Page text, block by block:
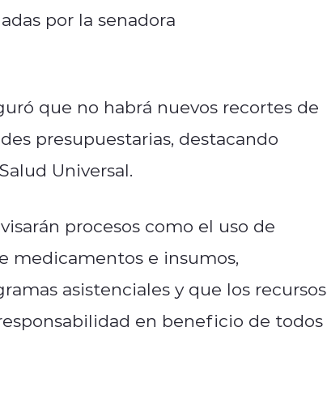
por la senadora
que no habrá nuevos recortes de
presupuestarias, destacando
Universal.
procesos como el uso de
medicamentos e insumos,
asistenciales y que los recursos
en beneficio de todos